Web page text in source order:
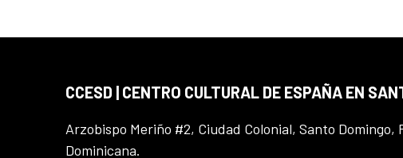
CCESD | CENTRO CULTURAL DE ESPAÑA EN
Arzobispo Meriño #2, Ciudad Colonial, Santo Domingo,
Dominicana.